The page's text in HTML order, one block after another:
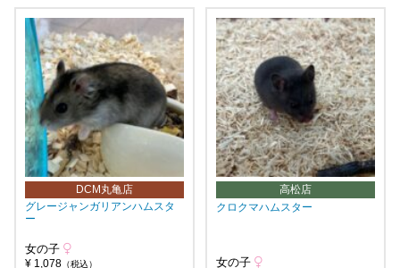
DCM丸亀店
グレージャンガリアンハムスタ
ー
女の子
¥ 1,078 （税込）
高松店
クロクマハムスター
女の子